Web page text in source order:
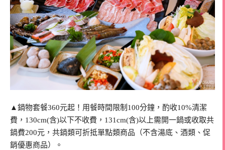
▲鍋物套餐360元起！用餐時間限制100分鐘，酌收10%清潔
費，130cm(含)以下不收費，131cm(含)以上需開一鍋或收取共
鍋費200元，共鍋類可折抵單點類商品（不含湯底、酒類、促
銷優惠商品）。